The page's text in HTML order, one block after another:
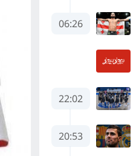
06:26
22:02
20:53